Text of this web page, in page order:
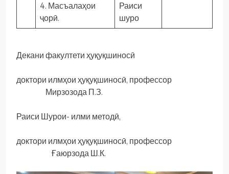
4. Масъалаҳои
ҷорӣ.
Раиси
шуро
Декани факултети ҳуқуқшиносӣ
доктори илмҳои ҳуқуқшиносӣ, профессор
Мирзозода П.З.
Раиси Шурои- илми методӣ,
доктори илмҳои ҳуқуқшиносӣ, профессор
Ғаюрзода Ш.К.